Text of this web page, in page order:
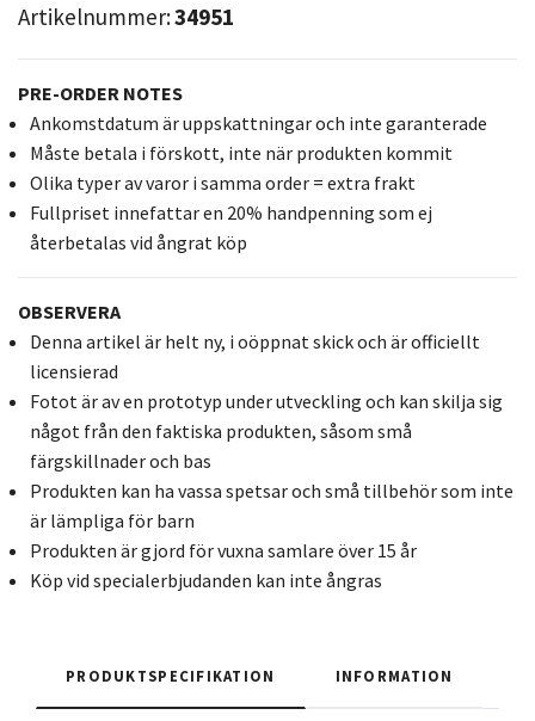
Artikelnummer:34951
PRE-ORDER NOTES
Ankomstdatum är uppskattningar och inte garanterade
Måste betala i förskott, inte när produkten kommit
Olika typer av varor i samma order = extra frakt
Fullpriset innefattar en 20% handpenning som ej
återbetalas vid ångrat köp
OBSERVERA
Denna artikel är helt ny, i oöppnat skick och är officiellt
licensierad
Fotot är av en prototyp under utveckling och kan skilja sig
något från den faktiska produkten, såsom små
färgskillnader och bas
Produkten kan ha vassa spetsar och små tillbehör som inte
är lämpliga för barn
Produkten är gjord för vuxna samlare över 15 år
Köp vid specialerbjudanden kan inte ångras
PRODUKTSPECIFIKATION INFORMATION